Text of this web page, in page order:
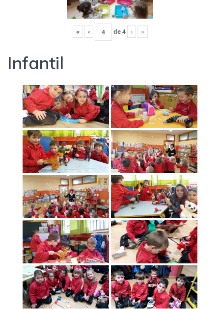
« ‹ de4 › »
Infantil